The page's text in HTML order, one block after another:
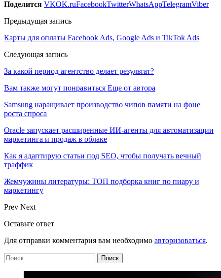
Поделится VKOK.ruFacebookTwitterWhatsAppTelegramViber
Предыдущая запись
Карты для оплаты Facebook Ads, Google Ads и TikTok Ads
Следующая запись
За какой период агентство делает результат?
Вам также могут понравиться Еще от автора
Samsung наращивает производство чипов памяти на фоне
роста спроса
Oracle запускает расширенные ИИ‑агенты для автоматизации
маркетинга и продаж в облаке
Как я адаптирую статьи под SEO, чтобы получать вечный
траффик
Жемчужины литературы: ТОП подборка книг по пиару и
маркетингу
Prev Next
Оставьте ответ
Для отправки комментария вам необходимо авторизоваться.